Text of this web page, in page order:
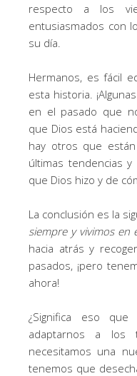
respecto a los
entusiasmados con
su día.
Hermanos, es fácil
esta historia.
en el pasado que
que Dios está
hay otros que
últimas tendencias
que Dios hizo y de
La conclusión es la
siempre y vivimos en
hacia atrás y
pasados, ¡pero
ahora!
¿Significa eso
adaptarnos a los
necesitamos una
tenemos que